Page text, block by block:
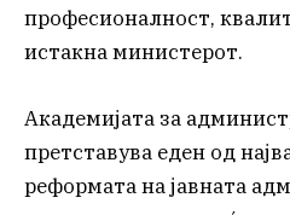
професионалност,
истакна министерот.
Академијата за
претставува еден од
реформата на јавната